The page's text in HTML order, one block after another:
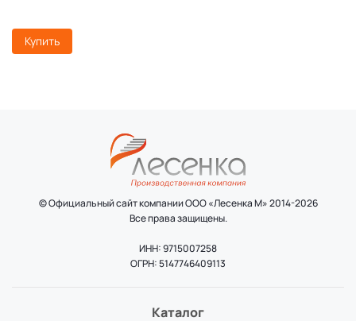
Купить
© Официальный сайт компании ООО «Лесенка М» 2014-2026
Все права защищены.
ИНН: 9715007258
ОГРН: 5147746409113
Каталог